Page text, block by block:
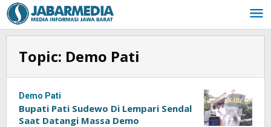
Skip
to
content
Topic: Demo Pati
Demo Pati
Bupati Pati Sudewo Di Lempari Sendal
Saat Datangi Massa Demo